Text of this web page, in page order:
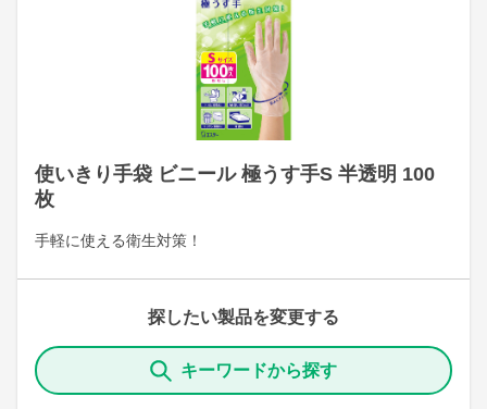
使いきり手袋 ビニール 極うす手S 半透明 100
枚
手軽に使える衛生対策！
探したい製品を変更する
キーワードから探す